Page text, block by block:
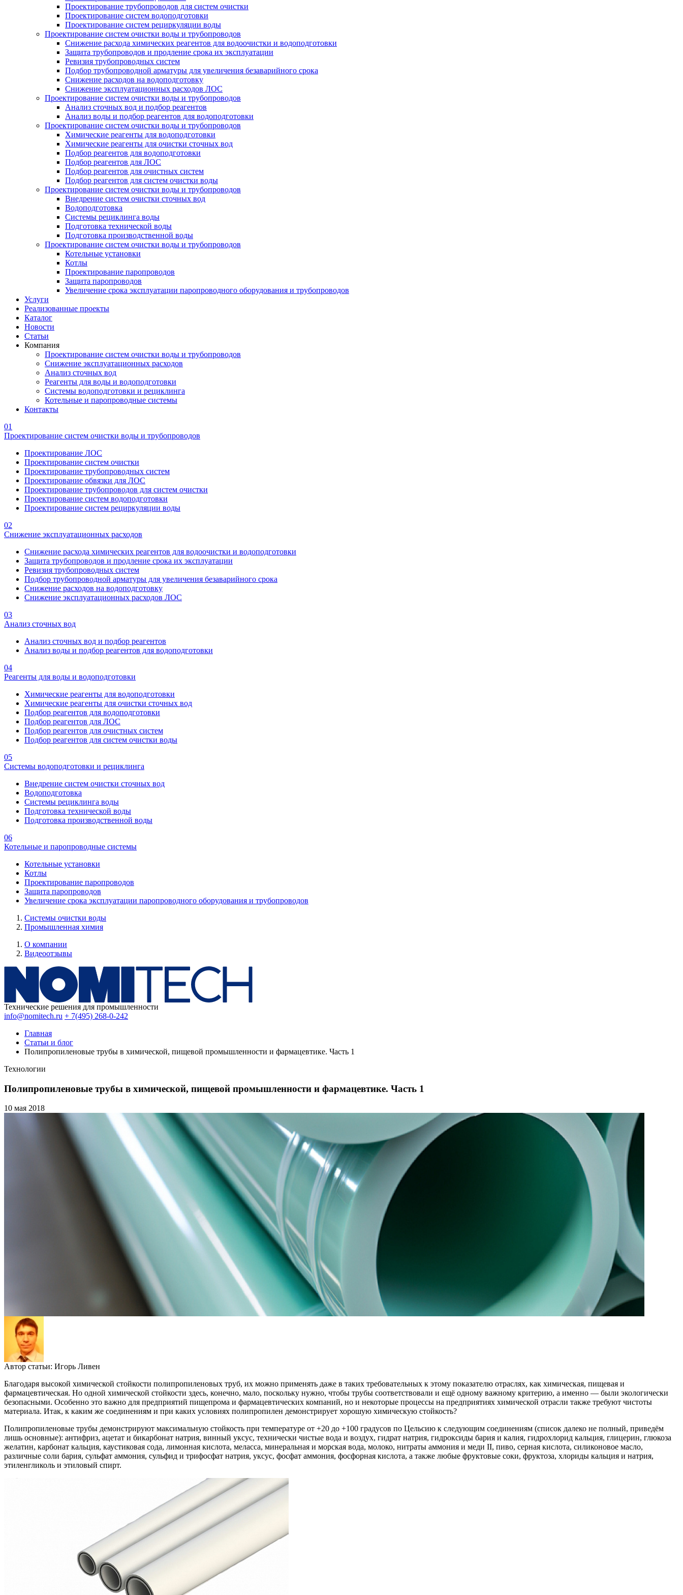
Проектирование трубопроводов для систем очистки
Проектирование систем водоподготовки
Проектирование систем рециркуляции воды
Проектирование систем очистки воды и трубопроводов
Снижение расхода химических реагентов для водоочистки и водоподготовки
Защита трубопроводов и продление срока их эксплуатации
Ревизия трубопроводных систем
Подбор трубопроводной арматуры для увеличения безаварийного срока
Снижение расходов на водоподготовку
Снижение эксплуатационных расходов ЛОС
Проектирование систем очистки воды и трубопроводов
Анализ сточных вод и подбор реагентов
Анализ воды и подбор реагентов для водоподготовки
Проектирование систем очистки воды и трубопроводов
Химические реагенты для водоподготовки
Химические реагенты для очистки сточных вод
Подбор реагентов для водоподготовки
Подбор реагентов для ЛОС
Подбор реагентов для очистных систем
Подбор реагентов для систем очистки воды
Проектирование систем очистки воды и трубопроводов
Внедрение систем очистки сточных вод
Водоподготовка
Системы рециклинга воды
Подготовка технической воды
Подготовка производственной воды
Проектирование систем очистки воды и трубопроводов
Котельные установки
Котлы
Проектирование паропроводов
Защита паропроводов
Увеличение срока эксплуатации паропроводного оборудования и трубопроводов
Услуги
Реализованные проекты
Каталог
Новости
Статьи
Компания
Проектирование систем очистки воды и трубопроводов
Снижение эксплуатационных расходов
Анализ сточных вод
Реагенты для воды и водоподготовки
Системы водоподготовки и рециклинга
Котельные и паропроводные системы
Контакты
01
Проектирование систем очистки воды и трубопроводов
Проектирование ЛОС
Проектирование систем очистки
Проектирование трубопроводных систем
Проектирование обвязки для ЛОС
Проектирование трубопроводов для систем очистки
Проектирование систем водоподготовки
Проектирование систем рециркуляции воды
02
Снижение эксплуатационных расходов
Снижение расхода химических реагентов для водоочистки и водоподготовки
Защита трубопроводов и продление срока их эксплуатации
Ревизия трубопроводных систем
Подбор трубопроводной арматуры для увеличения безаварийного срока
Снижение расходов на водоподготовку
Снижение эксплуатационных расходов ЛОС
03
Анализ сточных вод
Анализ сточных вод и подбор реагентов
Анализ воды и подбор реагентов для водоподготовки
04
Реагенты для воды и водоподготовки
Химические реагенты для водоподготовки
Химические реагенты для очистки сточных вод
Подбор реагентов для водоподготовки
Подбор реагентов для ЛОС
Подбор реагентов для очистных систем
Подбор реагентов для систем очистки воды
05
Системы водоподготовки и рециклинга
Внедрение систем очистки сточных вод
Водоподготовка
Системы рециклинга воды
Подготовка технической воды
Подготовка производственной воды
06
Котельные и паропроводные системы
Котельные установки
Котлы
Проектирование паропроводов
Защита паропроводов
Увеличение срока эксплуатации паропроводного оборудования и трубопроводов
Системы очистки воды
Промышленная химия
О компании
Видеоотзывы
Технические решения для промышленности
info@nomitech.ru + 7(495) 268-0-242
Главная
Статьи и блог
Полипропиленовые трубы в химической, пищевой промышленности и фармацевтике. Часть 1
Технологии
Полипропиленовые трубы в химической, пищевой промышленности и фармацевтике. Часть 1
10 мая 2018
Автор статьи: Игорь Ливен
Благодаря высокой химической стойкости полипропиленовых труб, их можно применять даже в таких требовательных к этому показателю отраслях, как химическая, пищевая и
фармацевтическая. Но одной химической стойкости здесь, конечно, мало, поскольку нужно, чтобы трубы соответствовали и ещё одному важному критерию, а именно — были экологически
безопасными. Особенно это важно для предприятий пищепрома и фармацевтических компаний, но и некоторые процессы на предприятиях химической отрасли также требуют чистоты
материала. Итак, к каким же соединениям и при каких условиях полипропилен демонстрирует хорошую химическую стойкость?
Полипропиленовые трубы демонстрируют максимальную стойкость при температуре от +20 до +100 градусов по Цельсию к следующим соединениям (список далеко не полный, приведём
лишь основные): антифриз, ацетат и бикарбонат натрия, винный уксус, технически чистые вода и воздух, гидрат натрия, гидроксиды бария и калия, гидрохлорид кальция, глицерин, глюкоза
желатин, карбонат кальция, каустиковая сода, лимонная кислота, меласса, минеральная и морская вода, молоко, нитраты аммония и меди II, пиво, серная кислота, силиконовое масло,
различные соли бария, сульфат аммония, сульфид и трифосфат натрия, уксус, фосфат аммония, фосфорная кислота, а также любые фруктовые соки, фруктоза, хлориды кальция и натрия,
этиленгликоль и этиловый спирт.